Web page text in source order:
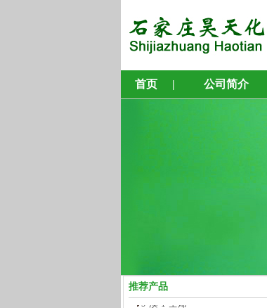
首页 | 公司简介
推荐产品
8-溴-1-辛烯
9-溴-1-壬烯